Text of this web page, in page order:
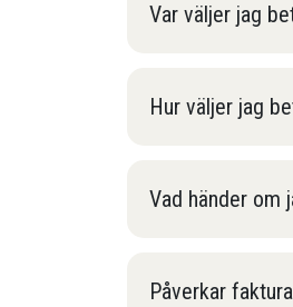
Var väljer jag
Hur väljer jag
Vad händer om
Påverkar